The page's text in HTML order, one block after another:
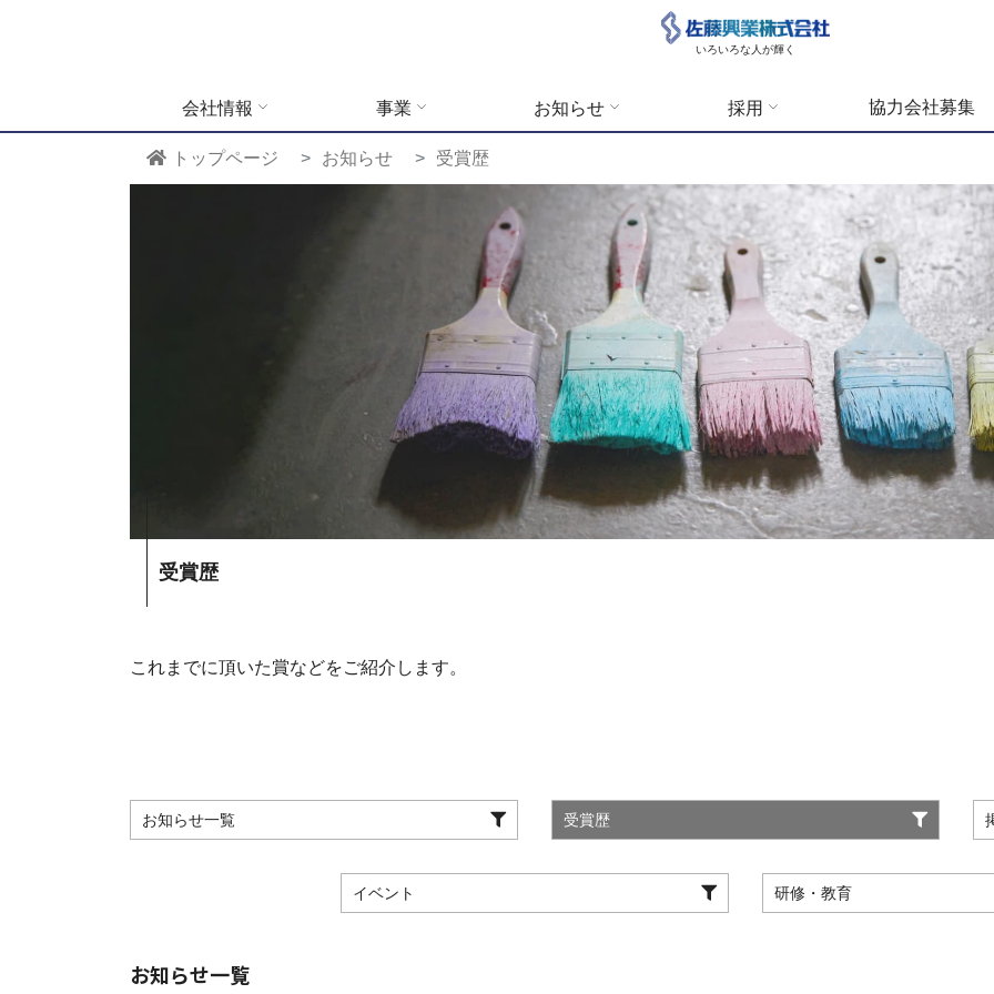
いろいろな人が輝く
会社情報 事業 お知らせ 採用 協力会社募集
トップページ お知らせ 受賞歴
受賞歴
これまでに頂いた賞などをご紹介します。
お知らせ一覧 受賞歴
イベント 研修・教育
お知らせ一覧